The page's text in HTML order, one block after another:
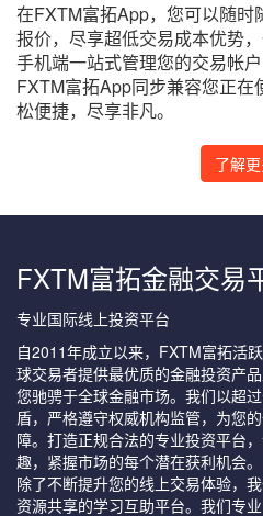
在FXTM富拓App，您可以随时
报价，尽享超低交易成本优势
手机端一站式管理您的交易帐
FXTM富拓App同步兼容您正在
松便捷，尽享非凡。
了解
FXTM富拓金融交易
专业国际线上投资平台
自2011年成立以来，FXTM富拓活
球交易者提供最优质的金融投资产
您驰骋于全球金融市场。我们以超
盾，严格遵守权威机构监管，为您
障。打造正规合法的专业投资平台
趣，紧握市场的每个潜在获利机会。
除了不断提升您的线上交易体验，
资源共享的学习互助平台。我们专